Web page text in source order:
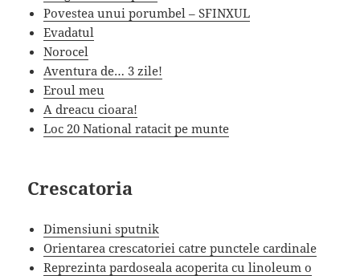
Povestea unui porumbel – SFINXUL
Evadatul
Norocel
Aventura de… 3 zile!
Eroul meu
A dreacu cioara!
Loc 20 National ratacit pe munte
Crescatoria
Dimensiuni sputnik
Orientarea crescatoriei catre punctele cardinale
Reprezinta pardoseala acoperita cu linoleum o